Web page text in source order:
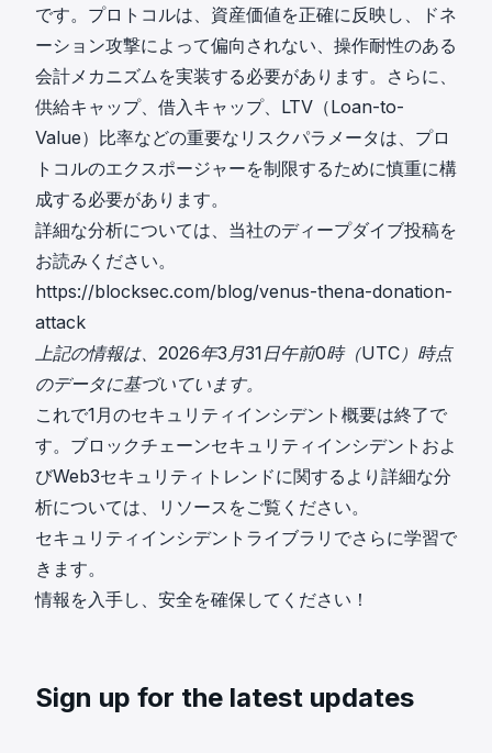
です。プロトコルは、資産価値を正確に反映し、ドネ
ーション攻撃によって偏向されない、操作耐性のある
会計メカニズムを実装する必要があります。さらに、
供給キャップ、借入キャップ、LTV（Loan-to-
Value）比率などの重要なリスクパラメータは、プロ
トコルのエクスポージャーを制限するために慎重に構
成する必要があります。
詳細な分析については、当社のディープダイブ投稿を
お読みください。
https://blocksec.com/blog/venus-thena-donation-
attack
上記の情報は、2026年3月31日午前0時（UTC）時点
のデータに基づいています。
これで1月のセキュリティインシデント概要は終了で
す。ブロックチェーンセキュリティインシデントおよ
びWeb3セキュリティトレンドに関するより詳細な分
析については、リソースをご覧ください。
セキュリティインシデントライブラリ でさらに学習で
きます。
情報を入手し、安全を確保してください！
Sign up for the latest updates